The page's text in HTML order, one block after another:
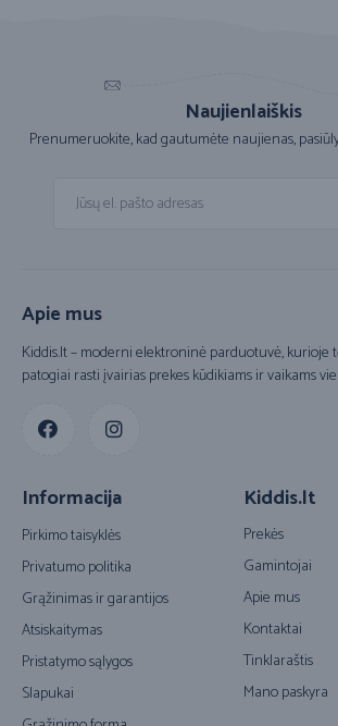
Naujienlaiškis
Prenumeruokite, kad gautumėte naujienas,
Apie mus
Kiddis.lt – moderni elektroninė parduotuvė, kurioje
patogiai rasti įvairias prekes kūdikiams ir vaikams
Informacija
Pirkimo taisyklės
Privatumo politika
Grąžinimas ir garantijos
Atsiskaitymas
Pristatymo sąlygos
Slapukai
Kiddis.lt
Prekės
Gamintojai
Apie mus
Kontaktai
Tinklaraštis
Mano paskyra